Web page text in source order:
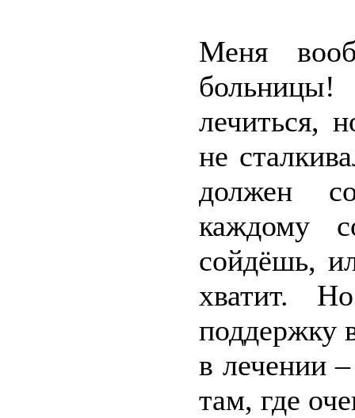
Меня
лечиться,
не
должен
каждому
сойдёшь,
хватит.
поддержку
в лечении
там, где